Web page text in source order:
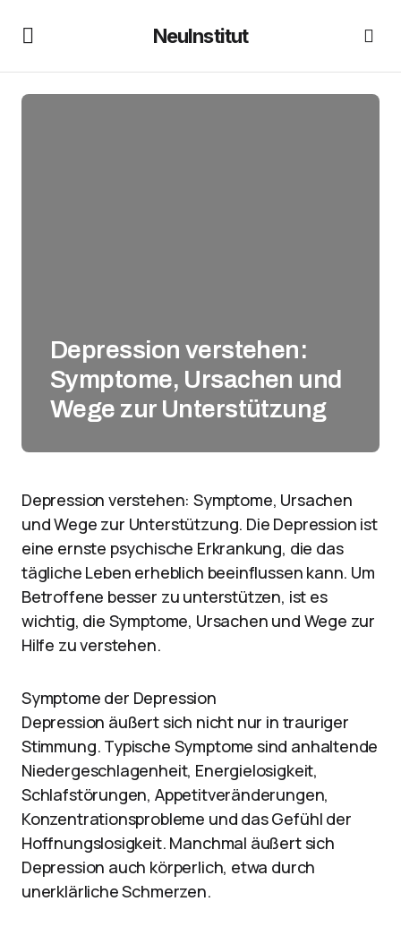
NeuInstitut
Depression verstehen:
Symptome, Ursachen und
Wege zur Unterstützung
Depression verstehen: Symptome, Ursachen
und Wege zur Unterstützung. Die Depression ist
eine ernste psychische Erkrankung, die das
tägliche Leben erheblich beeinflussen kann. Um
Betroffene besser zu unterstützen, ist es
wichtig, die Symptome, Ursachen und Wege zur
Hilfe zu verstehen.
Symptome der Depression
Depression äußert sich nicht nur in trauriger
Stimmung. Typische Symptome sind anhaltende
Niedergeschlagenheit, Energielosigkeit,
Schlafstörungen, Appetitveränderungen,
Konzentrationsprobleme und das Gefühl der
Hoffnungslosigkeit. Manchmal äußert sich
Depression auch körperlich, etwa durch
unerklärliche Schmerzen.